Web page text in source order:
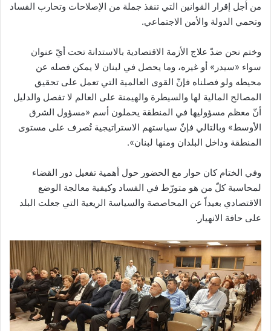
من أجل إقرار القوانين التي تنفذ جملة من الإصلاحات وتحارب الفساد
وتحمي الدولة والأمن الاجتماعي.
وختم نحن ضدّ علاج الأزمة الاقتصادية بالاستدانة تحت أيّ عنوان
سواء «سيدر» أو غيره، وما يحصل في لبنان لا يمكن فصله عن
محيطه ولو فصلناه فإنّ القوى العالمية التي تعمل على تحقيق
المصالح المالية لها والسيطرة والهيمنة على العالم لا تفصل والدليل
أنّ معظم مسؤوليها في المنطقة يحملون أسم «مسؤول الشرق
الأوسط» وبالتالي فإنّ سياستهم الاستراتيجية تُصرف على مستوى
المنطقة وداخل البلدان ومنها لبنان».
وفي الختام كان حوار مع الحضور حول أهمية تفعيل دور القضاء
لمحاسبة كلّ من هو متورّط في الفساد وكيفية معالجة الوضع
الاقتصادي بعيداً عن المحاصصة والسياسة الريعية التي جعلت البلد
على حافة الانهيار.